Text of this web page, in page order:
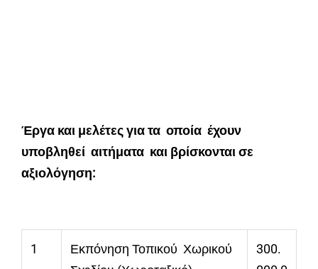
Έργα και μελέτες για τα οποία έχουν
υποβληθεί αιτήματα και βρίσκονται σε
αξιολόγηση:
1
Εκπόνηση Τοπικού Χωρικού
300.